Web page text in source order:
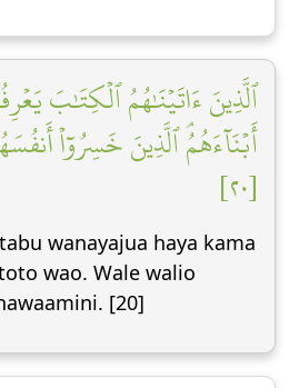
ٱلَّذِينَ ءَاتَيۡنَٰهُمُ ٱلۡكِتَٰبَ
أَبۡنَآءَهُمُۘ ٱلَّذِينَ خَسِرُوٓاْ
[٢٠]
wanayajua haya kama
wao. Wale walio
[20]